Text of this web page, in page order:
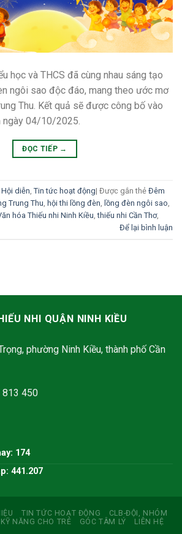
học và THCS đã cùng nhau sáng tạo
ngôi sao độc đáo, mang theo ước mơ
Thu. Kết quả sẽ được công bố vào
ngày 04/10/2025.
ĐỌC TIẾP →
diễn Tin tức hoạt động| Được gắn thẻ Đêm
Trung Thu hội thi lồng đèn lồng đèn ngôi sao
hóa Thiếu nhi Ninh Kiều ,thiếu nhi Cần Thơ,
Để lại bình luận
NHI QUẬN NINH KIỀU
phường Ninh Kiều, thành phố Cần
813 450
174
441.207
TIN TỨC HOẠT ĐỘNG
CLB-ĐỘI, NHÓM
KỸ NĂNG CHO TRẺ GÓC TÂM LÝ LIÊN HỆ